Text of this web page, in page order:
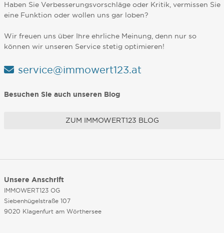
Haben Sie Verbesserungsvorschläge oder Kritik, vermissen Sie
eine Funktion oder wollen uns gar loben?
Wir freuen uns über Ihre ehrliche Meinung, denn nur so
können wir unseren Service stetig optimieren!
service@immowert123.at
Besuchen Sie auch unseren Blog
ZUM IMMOWERT123 BLOG
Unsere Anschrift
IMMOWERT123 OG
Siebenhügelstraße 107
9020 Klagenfurt am Wörthersee